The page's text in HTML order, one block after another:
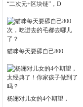
“二次元+区块链”，D
猫咪每天要舔自己800
杨澜对儿女的4个期望，